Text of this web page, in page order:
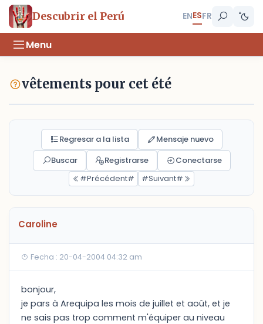
Descubrir el Perú ENESFR
Menu
vêtements pour cet été
Regresar a la lista
Mensaje nuevo
Buscar
Registrarse
Conectarse
#Précédent#
#Suivant#
Caroline
Fecha : 20-04-2004 04:32 am
bonjour,
je pars à Arequipa les mois de juillet et août, et je
ne sais pas trop comment m'équiper au niveau